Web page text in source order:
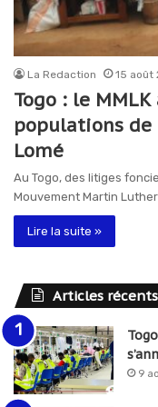
La Redaction 15 août
Togo : le
populations de
Lomé
Au Togo, des litiges
Mouvement Martin Luther
Lire la suite »
Articles récents
9